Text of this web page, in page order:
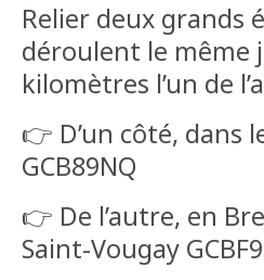
Relier deux grands
déroulent le même
kilomètres l’un de
👉 D’un côté, dans
GCB89NQ
👉 De l’autre, en
Saint-Vougay